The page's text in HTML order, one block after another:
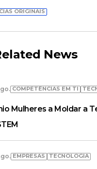
ORIGINAIS
News
COMPETÊNCIAS EM TI
Mulheres a Moldar a
EMPRESAS TECNOLOGIA